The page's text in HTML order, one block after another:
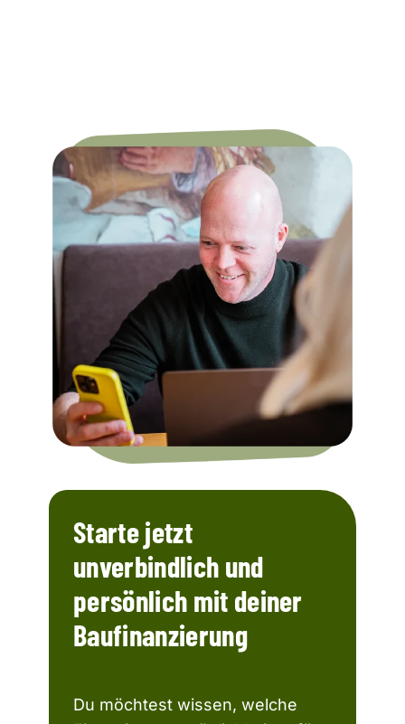
Starte jetzt
unverbindlich und
persönlich mit deiner
Baufinanzierung
Du möchtest wissen, welche